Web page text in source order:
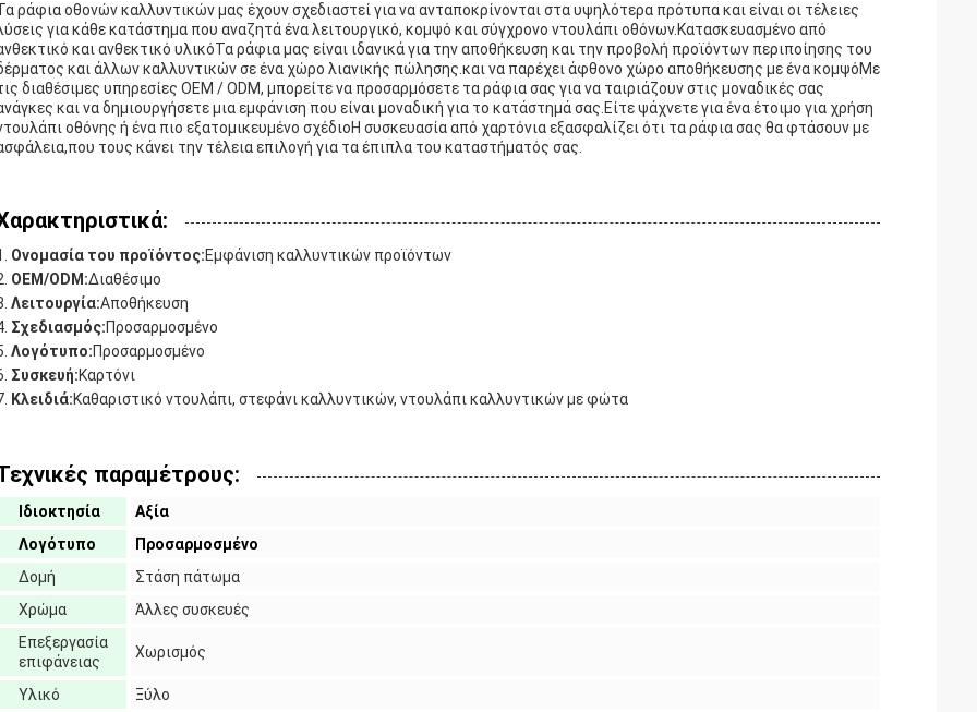
ράφια οθονών καλλυντικών μας έχουν σχεδιαστεί για να ανταποκρίνονται στα υψηλότερα πρότυπα και είναι οι τέλειες
για κάθε κατάστημα που αναζητά ένα λειτουργικό, κομψό και σύγχρονο ντουλάπι οθόνων.Κατασκευασμένο από
και ανθεκτικό υλικόΤα ράφια μας είναι ιδανικά για την αποθήκευση και την προβολή προϊόντων περιποίησης του
και άλλων καλλυντικών σε ένα χώρο λιανικής πώλησης.και να παρέχει άφθονο χώρο αποθήκευσης με ένα κομψόΜε
διαθέσιμες υπηρεσίες OEM / ODM, μπορείτε να προσαρμόσετε τα ράφια σας για να ταιριάζουν στις μοναδικές σας
και να δημιουργήσετε μια εμφάνιση που είναι μοναδική για το κατάστημά σας.Είτε ψάχνετε για ένα έτοιμο για χρήση
οθόνης ή ένα πιο εξατομικευμένο σχέδιοΗ συσκευασία από χαρτόνια εξασφαλίζει ότι τα ράφια σας θα φτάσουν με
τους κάνει την τέλεια επιλογή για τα έπιπλα του καταστήματός σας.
Ονομασία του προϊόντος:Εμφάνιση καλλυντικών προϊόντων
OEM/ODM:Διαθέσιμο
Λειτουργία:Αποθήκευση
Σχεδιασμός:Προσαρμοσμένο
Λογότυπο:Προσαρμοσμένο
Συσκευή:Καρτόνι
Κλειδιά:Καθαριστικό ντουλάπι, στεφάνι καλλυντικών, ντουλάπι καλλυντικών με φώτα
παραμέτρους:
Ιδιοκτησία
Αξία
Λογότυπο
Προσαρμοσμένο
Δομή
Στάση πάτωμα
Χρώμα
Άλλες συσκευές
Επεξεργασία
επιφάνειας
Χωρισμός
Υλικό
Ξύλο